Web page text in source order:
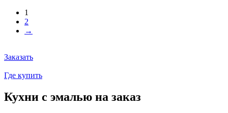
1
2
→
Заказать
Где купить
Кухни с эмалью на заказ